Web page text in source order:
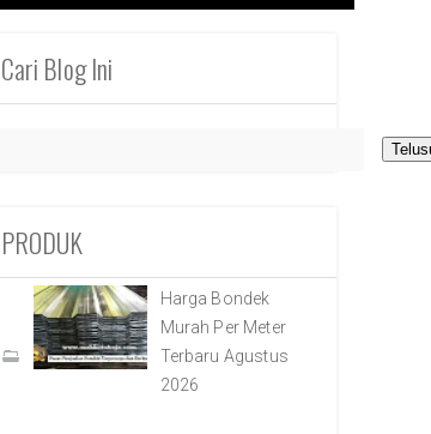
Cari Blog Ini
PRODUK
Harga Bondek
Murah Per Meter
Terbaru Agustus
2026